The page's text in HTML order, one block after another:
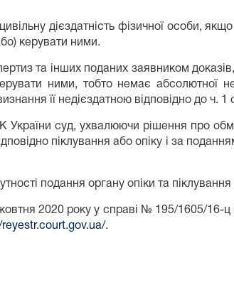
дієздатність фізичної особи,
керувати ними.
та інших поданих заявником
ними, тобто немає абсолютної
її недієздатною відповідно до ч. 1
суд, ухвалюючи рішення про
піклування або опіку і за
подання органу опіки та
2020 року у справі № 195/1605/
reyestr.court.gov.ua/.